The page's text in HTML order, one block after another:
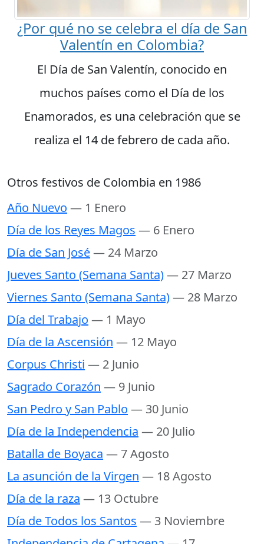
¿Por qué no se celebra el día de San
Valentín en Colombia?
El Día de San Valentín, conocido en
muchos países como el Día de los
Enamorados, es una celebración que se
realiza el 14 de febrero de cada año.
Otros festivos de Colombia en 1986
Año Nuevo — 1 Enero
Día de los Reyes Magos — 6 Enero
Día de San José— 24 Marzo
Jueves Santo (Semana Santa)— 27 Marzo
Viernes Santo (Semana Santa)— 28 Marzo
Día del Trabajo — 1 Mayo
Día de la Ascensión — 12 Mayo
Corpus Christi — 2 Junio
Sagrado Corazón — 9 Junio
San Pedro y San Pablo — 30 Junio
Día de la Independencia — 20 Julio
Batalla de Boyaca — 7 Agosto
La asunción de la Virgen — 18 Agosto
Día de la raza — 13 Octubre
Día de Todos los Santos — 3 Noviembre